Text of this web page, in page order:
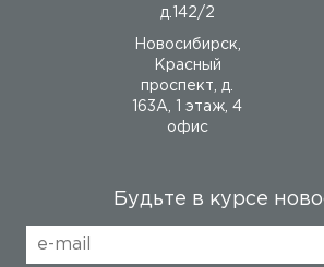
д.142/2
Новосибирск,
Красный
проспект, д.
163А, 1 этаж, 4
офис
Будьте в курсе